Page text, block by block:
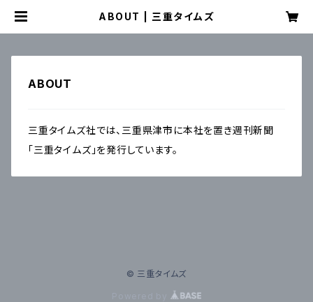
ABOUT | 三重タイムズ
ABOUT
三重タイムズ社では、三重県津市に本社を置き週刊新聞
「三重タイムズ」を発行しています。
© 三重タイムズ